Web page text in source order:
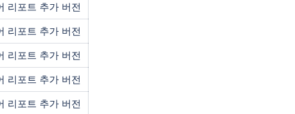
리포트 추가 버전
리포트 추가 버전
리포트 추가 버전
리포트 추가 버전
리포트 추가 버전